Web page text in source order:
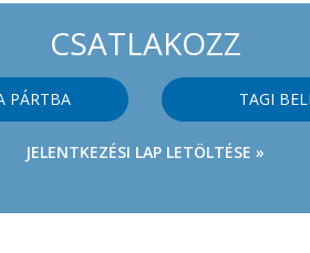
CSATLAKOZZ
PÁRTBA TAGI
JELENTKEZÉSI LAP LETÖLTÉSE »